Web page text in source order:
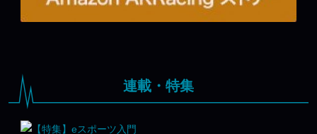
連載・特集